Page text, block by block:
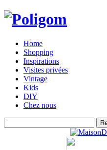
Home
Shopping
Inspirations
Visites privées
Vintage
Kids
DIY
Chez nous